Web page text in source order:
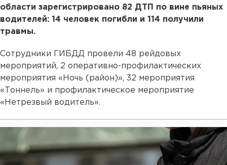
области зарегистрировано 82 ДТП по вине пьяных
водителей: 14 человек погибли и 114 получили
травмы.
Сотрудники ГИБДД провели 48 рейдовых
мероприятий, 2 оперативно-профилактических
мероприятия «Ночь (район)», 32 мероприятия
«Тоннель» и профилактическое мероприятие
«Нетрезвый водитель».